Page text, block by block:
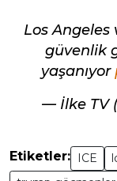
Los Angeles
güvenlik
yaşanıyor
— İlke TV
Etiketler: ICE